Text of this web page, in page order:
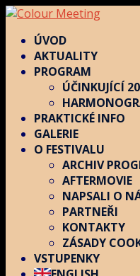
ÚVOD
AKTUALITY
PROGRAM
ÚČINKUJÍCÍ
PRAKTICKÉ INFO
GALERIE
O FESTIVALU
ARCHIV
AFTERMOVIE
NAPSALI O
PARTNEŘI
KONTAKTY
ZÁSADY
VSTUPENKY